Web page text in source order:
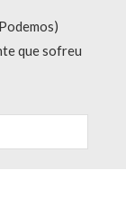
que sofreu